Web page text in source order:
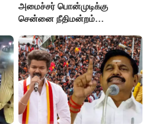
அமைச்சர் பொன்முடிக்கு
சென்னை நீதிமன்றம்